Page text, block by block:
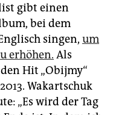
gibt einen
bei dem
singen, um
erhöhen. Als
Hit „Obijmy“
Wakartschuk
„Es wird der Tag